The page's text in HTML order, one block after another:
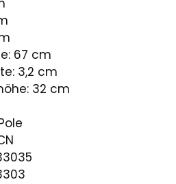
67 cm
3,2 cm
32 cm